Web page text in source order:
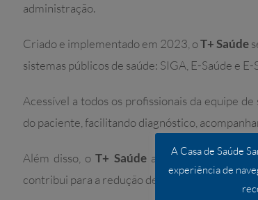
administração.
Criado e implementado em 2023, oT+ Saúde
sistemas públicos de saúde: SIGA, E-Saúde e E-
Acessível a todos os profissionais da equipe
do paciente, facilitando diagnóstico,
Além disso, oT+ Saúdeagiliza o
contribui para a redução de custos através da
A Casa de Saúde
experiência de